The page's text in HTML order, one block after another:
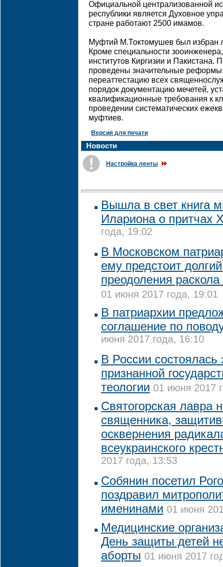
Официальной централизованной
республики является Духовное
стране работают 2500 имамов.
Муфтий М.Токтомушев был избран
Кроме специальности
институтов Киргизии и
проведены значительные
переаттестацию всех
порядок документацию мечетей,
квалификационные требования к
проведении систематических
муфтиев.
Версия для печати
Новости
Настройка ленты
Вышла в свет книга
Илариона о притчах
года, 19:02
В Московском
ему предстоит
преодоления
01 июня 2017 года, 19:01
В патриархии
соглашение по
июня 2017 года, 16:10
В России
признанной
теологии 01 июня 2017
Святогорская лавра
священника,
осквернения
всеукраинского
2017 года, 13:53
Собянин посетил
поздравил
именинами 01 июня
Медицинские
День защиты детей
аборты 01 июня 2017